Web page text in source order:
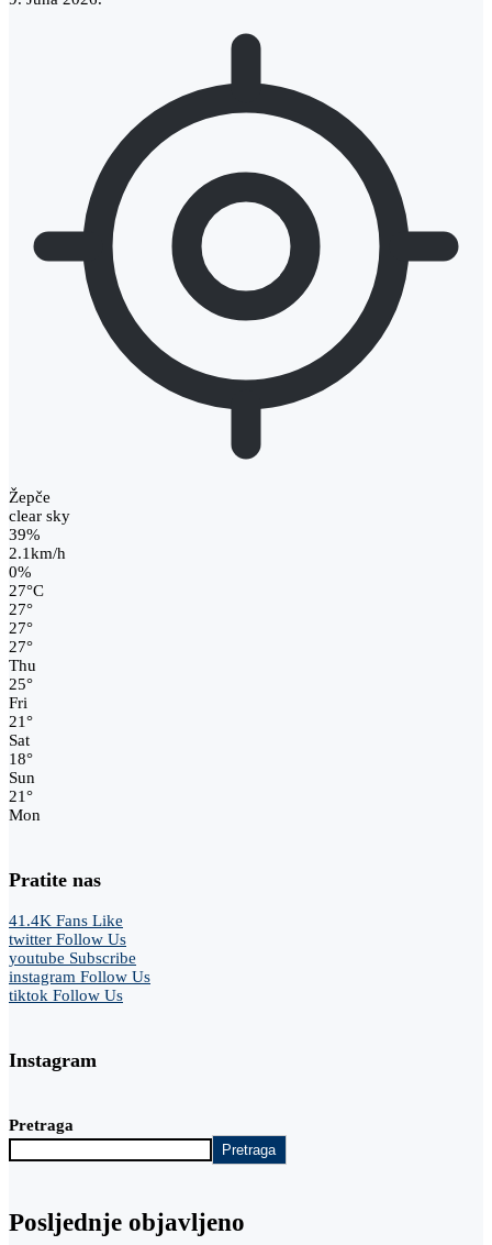
Žepče
clear sky
39%
2.1km/h
0%
27°C
27°
27°
27°
Thu
25°
Fri
21°
Sat
18°
Sun
21°
Mon
Pratite nas
41.4K Fans Like
twitter Follow Us
youtube Subscribe
instagram Follow Us
tiktok Follow Us
Instagram
Pretraga
Pretraga
Posljednje objavljeno